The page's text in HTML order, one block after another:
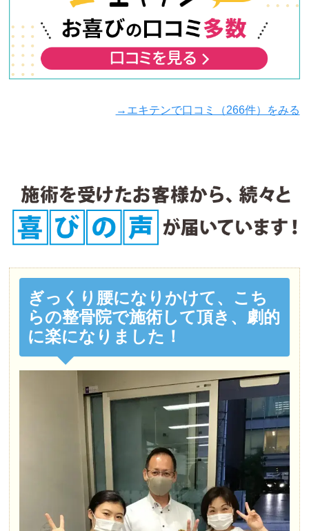
いろいろとわかりやすく説明していただき、初めて
の鍼治療も始めました！
今後も体と向き合って通いたいと思っています。
3 か月前
す。
Loxonin-EX
腰痛が酷かったのですが通うたびに良くなっていく
施術中はどこの筋肉へ、どの症状に対しての治療な
のか解りやすく説明してくれるので安心できます。
Tungalag Tungalag
5 か月前
すごく優しく対応させていただきありがとうござい
ます。私は首肩こり、腰のほうは痛くて治療させて
もらった。治療始めて二週間経ってると思います。
首肩コリはすごく楽になってる感じがあります。引
き続き腰の治療もやっていきます。
クチコミをもっと見る
→エキテンで口コミ（266件）をみる
ぎっくり腰になりかけて、こち
らの整骨院で施術して頂き、劇的
に楽になりました！